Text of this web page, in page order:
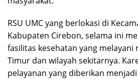
RSU UMC yang berlokasi di
Kabupaten Cirebon, selama ini
fasilitas kesehatan yang melayani
Timur dan wilayah sekitarnya.
pelayanan yang diberikan